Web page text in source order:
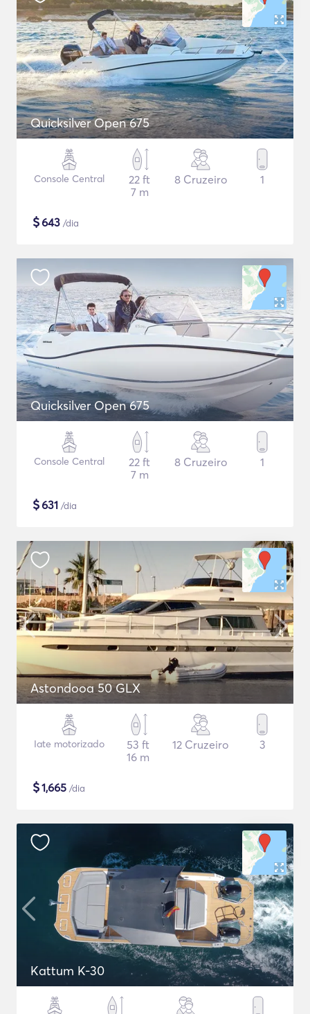
Quicksilver Open 675
Console Central
22 ft
7 m
8 Cruzeiro 1
$643 /dia
Quicksilver Open 675
Console Central
22 ft
7 m
8 Cruzeiro 1
$631 /dia
Astondooa 50 GLX
Iate motorizado
53 ft
16 m
12 Cruzeiro 3
$1,665 /dia
Kattum K-30